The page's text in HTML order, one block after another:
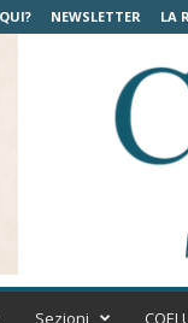
NEWSLETTER LA
C
Sezioni